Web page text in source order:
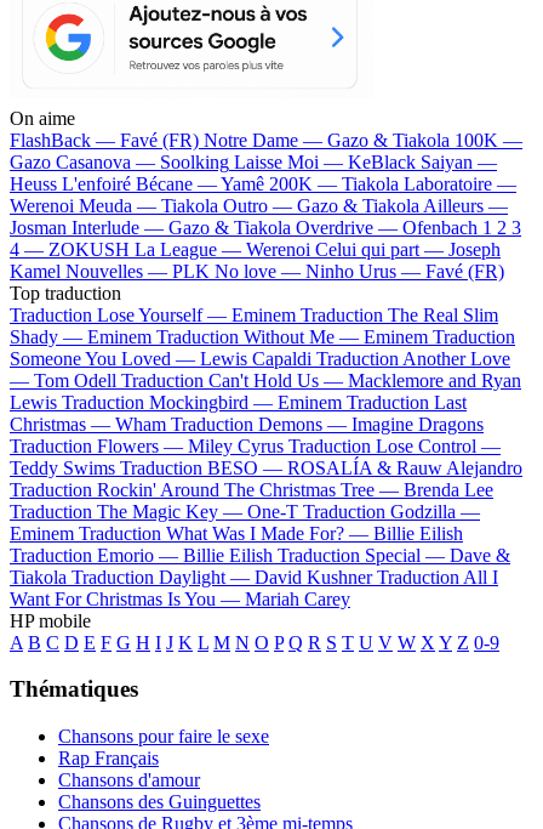
On aime
FlashBack — Favé (FR) Notre Dame — Gazo & Tiakola 100K —
Gazo Casanova — Soolking Laisse Moi — KeBlack Saiyan —
Heuss L'enfoiré Bécane —Yamê 200K — Tiakola Laboratoire —
Werenoi Meuda — Tiakola Outro — Gazo & Tiakola Ailleurs —
Josman Interlude — Gazo & Tiakola Overdrive — Ofenbach 1 2 3
4 — ZOKUSH La League — Werenoi Celui qui part — Joseph
Kamel Nouvelles — PLK No love — Ninho Urus — Favé (FR)
Top traduction
Traduction Lose Yourself — Eminem Traduction The Real Slim
Shady — Eminem Traduction Without Me — Eminem Traduction
Someone You Loved — Lewis Capaldi Traduction Another Love
— Tom Odell Traduction Can't Hold Us — Macklemore and Ryan
Lewis Traduction Mockingbird — Eminem Traduction Last
Christmas — Wham Traduction Demons — Imagine Dragons
Traduction Flowers — Miley Cyrus Traduction Lose Control —
Teddy Swims Traduction BESO — ROSALÍA & Rauw Alejandro
Traduction Rockin' Around The Christmas Tree — Brenda Lee
Traduction The Magic Key — One-T Traduction Godzilla —
Eminem Traduction What Was I Made For? — Billie Eilish
Traduction Emorio — Billie Eilish Traduction Special — Dave &
Tiakola Traduction Daylight — David Kushner Traduction All I
Want For Christmas Is You — Mariah Carey
HP mobile
A B C D E F G H I J K L M N O P Q R S T U V W X Y Z 0-9
Thématiques
Chansons pour faire le sexe
Rap Français
Chansons d'amour
Chansons des Guinguettes
Chansons de Rugby et 3ème mi-temps